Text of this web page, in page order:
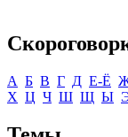
А Б В Г Д Е-Ё
Х Ц Ч Ш Щ Ы